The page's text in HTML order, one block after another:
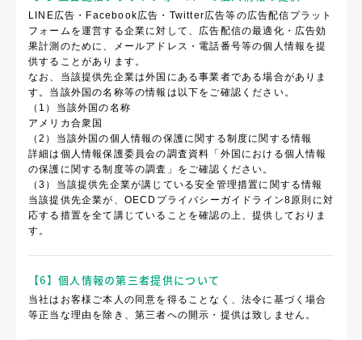
LINE広告・Facebook広告・Twitter広告等の広告配信プラット
フォームを運営する企業に対して、広告配信の最適化・広告効
果計測のために、メールアドレス・電話番号等の個人情報を提
供することがあります。
なお、当該提供先企業は外国にある事業者である場合がありま
す。当該外国の名称等の情報は以下をご確認ください。
（1）当該外国の名称
アメリカ合衆国
（2）当該外国の個人情報の保護に関する制度に関する情報
詳細は個人情報保護委員会の調査資料「外国における個人情報
の保護に関する制度等の調査」をご確認ください。
（3）当該提供先企業が講じている安全管理措置に関する情報
当該提供先企業が、OECDプライバシーガイドライン8原則に対
応する措置を全て講じていることを確認の上、提供しておりま
す。
【6】個人情報の第三者提供について
当社はお客様ご本人の同意を得ることなく、法令に基づく場合
等正当な理由を除き、第三者への開示・提供は致しません。